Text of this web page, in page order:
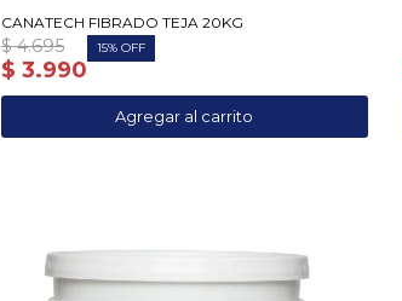
CANATECH FIBRADO TEJA 20KG
$ 3.990
$ 4.695 15